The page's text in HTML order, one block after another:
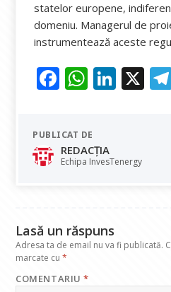
statelor europene,
domeniu. Managerul de
instrumentează aceste
F
e
b
o
W
at
s
A
Li
dI
X
PUBLICAT DE
REDACȚIA
Echipa InvesTenergy
Lasă un răspuns
Adresa ta de email nu va fi publicată.
marcate cu*
COMENTARIU*